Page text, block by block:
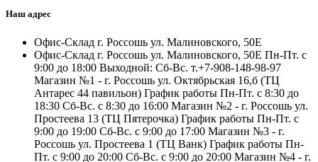
Наш адрес
Офис-Склад г. Россошь ул. Малиновского, 50Е
Офис-Склад г. Россошь ул. Малиновского, 50Е Пн-Пт. с
9:00 до 18:00 Выходной: Сб-Вс. т.+7-908-148-98-97
Магазин №1 - г. Россошь ул. Октябрьская 16,б (ТЦ
Антарес 44 павильон) График работы Пн-Пт. с 8:30 до
18:30 Сб-Вс. с 8:30 до 16:00 Магазин №2 - г. Россошь ул.
Простеева 13 (ТЦ Пятерочка) График работы Пн-Пт. с
9:00 до 19:00 Сб-Вс. с 9:00 до 17:00 Магазин №3 - г.
Россошь ул. Простеева 1 (ТЦ Ванк) График работы Пн-
Пт. с 9:00 до 20:00 Сб-Вс. с 9:00 до 20:00 Магазин №4 - г.